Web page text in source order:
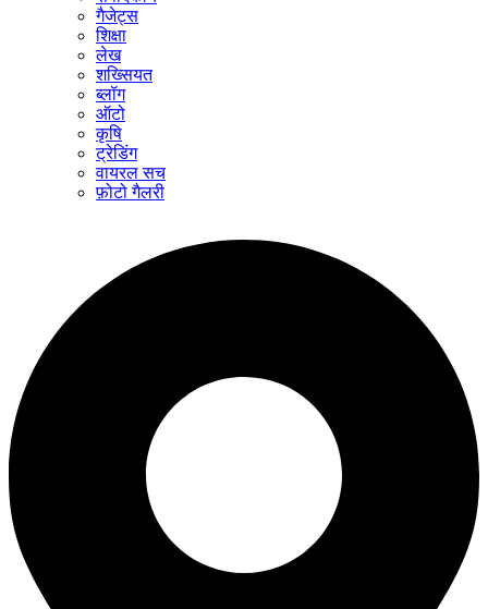
गैजेट्स
शिक्षा
लेख
शख्सियत
ब्लॉग
ऑटो
कृषि
ट्रेडिंग
वायरल सच
फ़ोटो गैलरी